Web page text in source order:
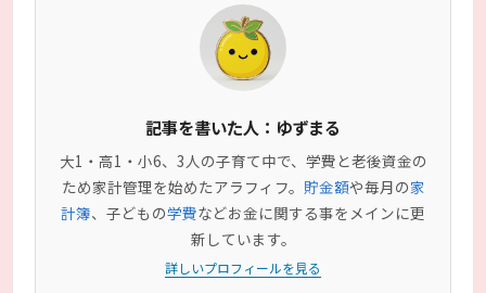
記事を書いた人：ゆずまる
大1・高1・小6、3人の子育て中で、学費と老後資金の
ため家計管理を始めたアラフィフ。 貯金額や毎月の家
計簿、子どもの学費などお金に関する事をメインに更
新しています。
詳しいプロフィールを見る